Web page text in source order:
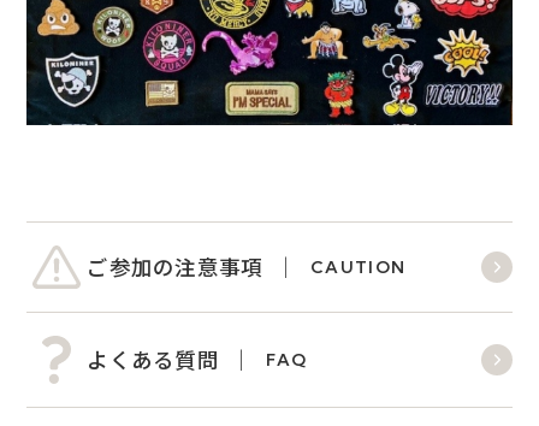
ご参加の注意事項 CAUTION
よくある質問 FAQ